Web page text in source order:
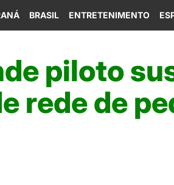
BRASIL ENTRETENIMENTO
piloto
rede de